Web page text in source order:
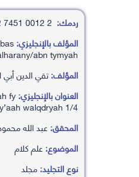
ردمك:
المؤلف بالإنجليزي:
abn tymyah
المؤلف:تقي الدين أبي
العنوان بالإنجليزي:fy
walqdryah 1/4
المحقق:عبد الله
الموضوع:علم كلام
نوع التجليد:مجلد